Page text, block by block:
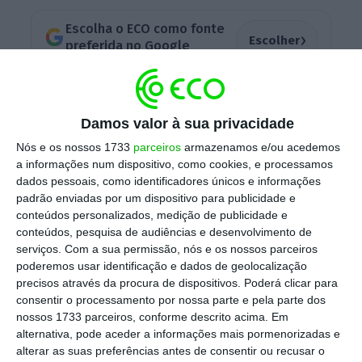
Damos valor à sua privacidade
Nós e os nossos 1733 parceiros armazenamos e/ou acedemos
a informações num dispositivo, como cookies, e processamos
dados pessoais, como identificadores únicos e informações
padrão enviadas por um dispositivo para publicidade e
conteúdos personalizados, medição de publicidade e
conteúdos, pesquisa de audiências e desenvolvimento de
serviços. Com a sua permissão, nós e os nossos parceiros
poderemos usar identificação e dados de geolocalização
precisos através da procura de dispositivos. Poderá clicar para
consentir o processamento por nossa parte e pela parte dos
nossos 1733 parceiros, conforme descrito acima. Em
alternativa, pode aceder a informações mais pormenorizadas e
alterar as suas preferências antes de consentir ou recusar o
Escolha o ECO como fonte
preferida no Google
Escolher›
Mais tarde juntar-se-á oMinistério da
Agricultura e da Alimentação, mas essa
mudança não deverá acontecer este ano,
adianta o mesmo jornal.
Governo na sede da CGD. Ministérios do PRR são os
primeiros
Ler Mais
O primeiro-ministro anunciou esta semana
queos ministérios com responsabilidade